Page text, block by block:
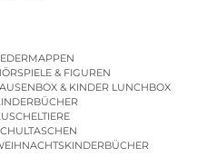
& FIGUREN
& KINDER LUNCHBOX
| KINDERGARTENBEUTEL